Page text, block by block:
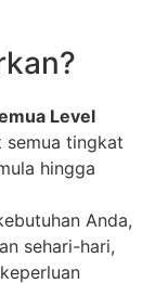
Level
semua tingkat
hingga
Anda,
sehari-hari,